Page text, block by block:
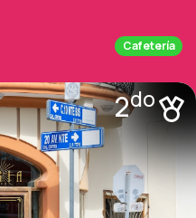
Cafetería
2do